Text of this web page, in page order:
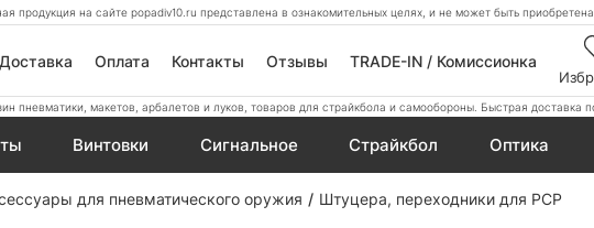
продукция на сайте popadiv10.ru представлена в ознакомительных целях, и не может быть
Доставка Оплата Контакты Отзывы TRADE-IN / Комиссионка
пневматики, макетов, арбалетов и луков, товаров для страйкбола и самообороны. Быстрая доставка
Винтовки Сигнальное Страйкбол Оптика
для пневматического оружия Штуцера, переходники для PCP